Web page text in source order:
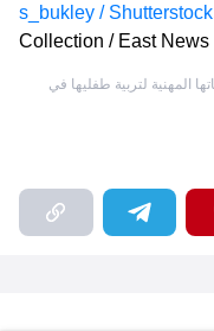
s_bukley /
Collection / East News
المهنية لتربية طفليها في